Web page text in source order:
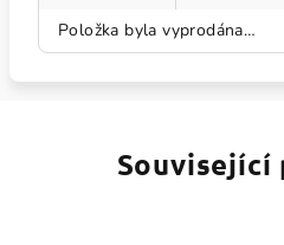
Položka byla vyprodána…